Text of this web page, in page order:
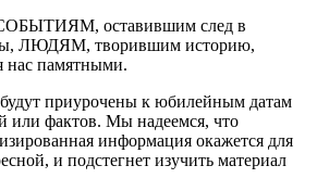
оставившим след в
ЛЮДЯМ, творившим историю,
памятными.
приурочены к юбилейным датам
или фактов. Мы надеемся, что
информация окажется для
и подстегнет изучить материал